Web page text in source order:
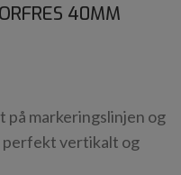
40MM
på markeringslinjen og
perfekt vertikalt og